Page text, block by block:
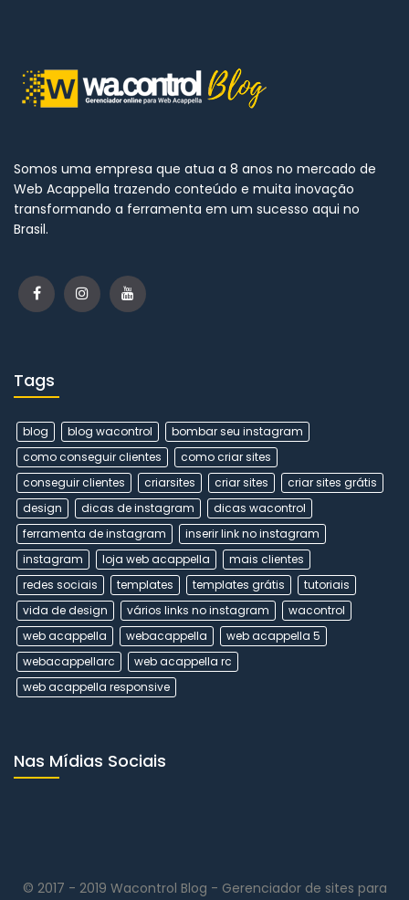
Somos uma empresa que atua a 8 anos no mercado de
Web Acappella trazendo conteúdo e muita inovação
transformando a ferramenta em um sucesso aqui no
Brasil.
Tags
blog blog wacontrol
bombar seu instagram
como conseguir clientes
como criar sites
conseguir clientes
criarsites criar sites
criar sites grátis
design
dicas de instagram
dicas wacontrol
ferramenta de instagram
inserir link no instagram
instagram
loja web acappella
mais clientes
redes sociais
templates templates grátis
tutoriais
vida de design
vários links no instagram
wacontrol
web acappella
webacappella
web acappella 5
webacappellarc
web acappella rc
web acappella responsive
Nas Mídias Sociais
© 2017 - 2019 Wacontrol Blog - Gerenciador de sites para